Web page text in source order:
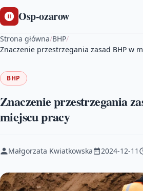
Osp-ozarow
Strona główna/BHP/
Znaczenie przestrzegania zasad BHP w
BHP
Znaczenie przestrzegania
miejscu pracy
Małgorzata Kwiatkowska 2024-12-11